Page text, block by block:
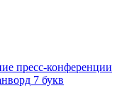
пресс-конференции
7 букв